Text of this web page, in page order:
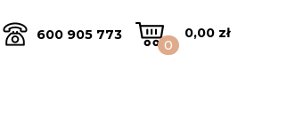
0
0,00 zł
600 905 773